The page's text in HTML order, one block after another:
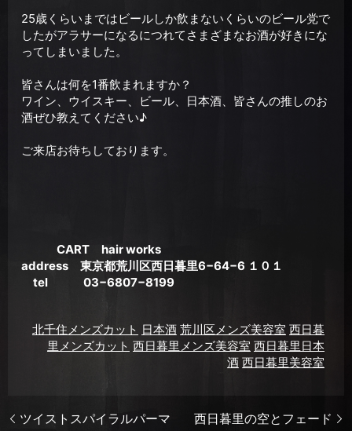
25歳くらいまではビールしか飲まないくらいのビール党で
したがアラサーになるにつれてさまざまなお酒が好きにな
ってしまいました。
皆さんは何を1番飲まれますか？
ワイン、ウイスキー、ビール、日本酒、皆さんの推しのお
酒ぜひ教えてください♪
ご来店お待ちしております。
CART hair works
address 東京都荒川区西日暮里6−64−6 １０１
tel 03−6807−8199
北千住メンズカット 日本酒 荒川区メンズ美容室 西日暮
里メンズカット 西日暮里メンズ美容室 西日暮里日本
酒 西日暮里美容室
ツイストスパイラルパーマ 西日暮里の空とフェード